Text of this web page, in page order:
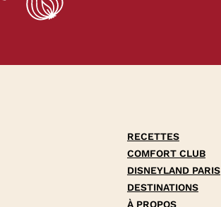
RECETTES
COMFORT CLUB
DISNEYLAND PARIS
DESTINATIONS
À PROPOS